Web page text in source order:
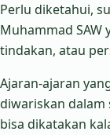
Perlu diketahui,
Muhammad SAW
tindakan, atau
Ajaran-ajaran
diwariskan dalam
bisa dikatakan